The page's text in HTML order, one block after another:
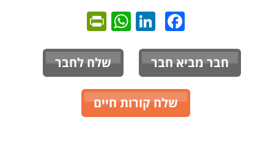
Facebook
LinkedIn
WhatsApp
חבר מביא חבר שלח לחבר
שלח קורות חיים